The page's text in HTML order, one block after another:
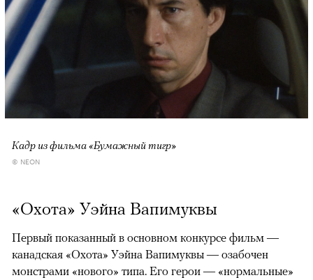
Кадр из фильма «Бумажный тигр»
© NEON
«Охота» Уэйна Вапимуквы
Первый показанный в основном конкурсе фильм —
канадская «Охота» Уэйна Вапимуквы — озабочен
монстрами «нового» типа. Его герои — «нормальные»